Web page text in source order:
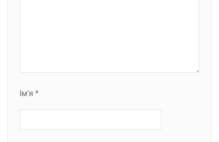
Ім'я *